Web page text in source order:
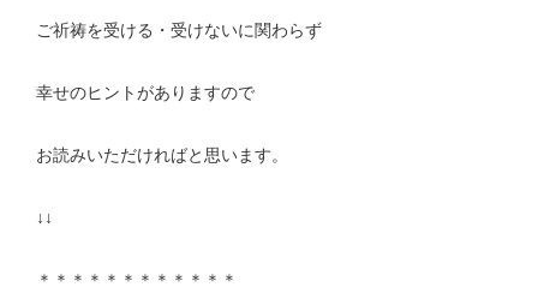
ご祈祷を受ける・受けないに関わらず
幸せのヒントがありますので
お読みいただければと思います。
↓↓
＊＊＊＊＊＊＊＊＊＊＊＊